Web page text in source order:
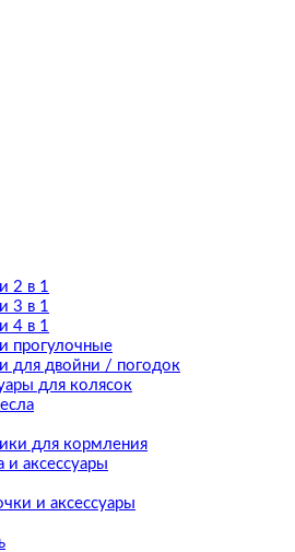
2 в 1
3 в 1
4 в 1
прогулочные
для двойни / погодок
для колясок
для кормления
и аксессуары
и аксессуары